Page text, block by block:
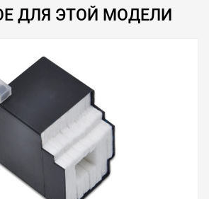
ДЛЯ ЭТОЙ МОДЕЛИ